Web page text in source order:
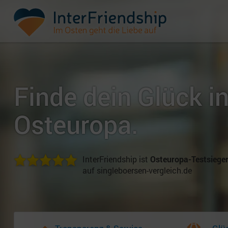
Finde dein Glück
Osteuropa.
InterFriendship ist Osteuropa-Testsieger
auf singleboersen-vergleich.de